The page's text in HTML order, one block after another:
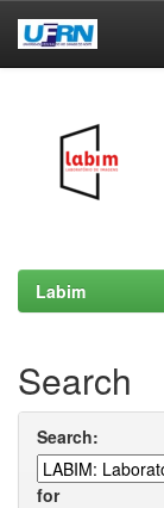
Labim
Search
Search:
for